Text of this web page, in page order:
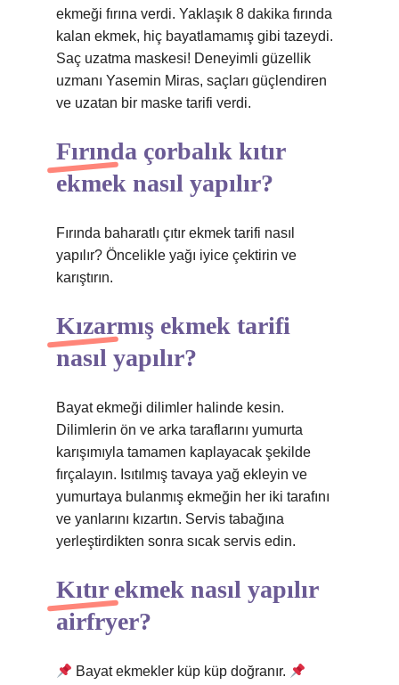
ekmeği fırına verdi. Yaklaşık 8 dakika fırında
kalan ekmek, hiç bayatlamamış gibi tazeydi.
Saç uzatma maskesi! Deneyimli güzellik
uzmanı Yasemin Miras, saçları güçlendiren
ve uzatan bir maske tarifi verdi.
Fırında çorbalık kıtır
ekmek nasıl yapılır?
Fırında baharatlı çıtır ekmek tarifi nasıl
yapılır? Öncelikle yağı iyice çektirin ve
karıştırın.
Kızarmış ekmek tarifi
nasıl yapılır?
Bayat ekmeği dilimler halinde kesin.
Dilimlerin ön ve arka taraflarını yumurta
karışımıyla tamamen kaplayacak şekilde
fırçalayın. Isıtılmış tavaya yağ ekleyin ve
yumurtaya bulanmış ekmeğin her iki tarafını
ve yanlarını kızartın. Servis tabağına
yerleştirdikten sonra sıcak servis edin.
Kıtır ekmek nasıl yapılır
airfryer?
Bayat ekmekler küp küp doğranır.